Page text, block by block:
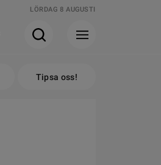
LÖRDAG 8 AUGUSTI
Tipsa oss!